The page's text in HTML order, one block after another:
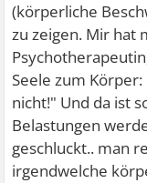
(körperliche
zu zeigen. Mir hat
Seele zum
nicht!" Und da ist
Belastungen
geschluckt.. man
irgendwelche